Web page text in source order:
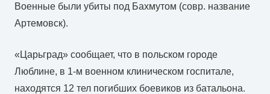
Военные были убиты под Бахмутом (совр. название
Артемовск).
«Царьград» сообщает, что в польском городе
Люблине, в 1-м военном клиническом госпитале,
находятся 12 тел погибших боевиков из батальона.